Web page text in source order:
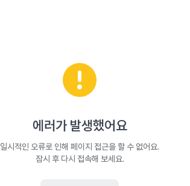
에러가 발생했어요
일시적인 오류로 인해 페이지 접근을 할 수 없어요.
잠시 후 다시 접속해 보세요.